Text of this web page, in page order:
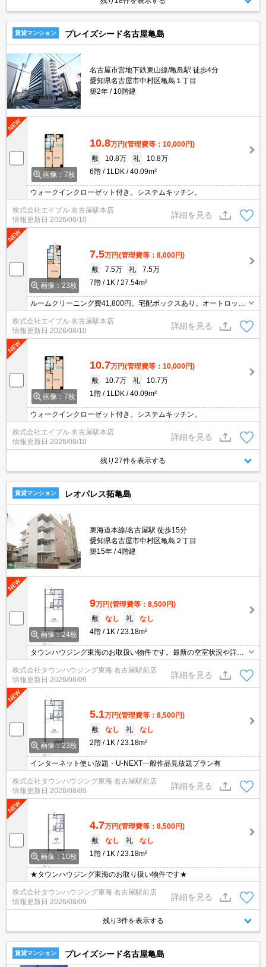
賃貸マンション プレイズシード名古屋亀島
名古屋市営地下鉄東山線/亀島駅 徒歩4分
愛知県名古屋市中村区亀島１丁目
築2年
10階建
画像：7枚
10.8万円(管理費等：10,000円)
敷
10.8万 礼
10.8万
6階
1LDK 40.09m²
ウォークインクローゼット付き。システムキッチン。
株式会社エイブル 名古屋駅本店
情報更新日 2026/08/10
詳細を見る
画像：23枚
7.5万円(管理費等：8,000円)
敷
7.5万 礼
7.5万
7階
1K 27.54m²
ルームクリーニング費41,800円。宅配ボックスあり。オートロッ
株式会社エイブル 名古屋駅本店
情報更新日 2026/08/10
詳細を見る
画像：7枚
10.7万円(管理費等：10,000円)
敷
10.7万 礼
10.7万
1階
1LDK 40.09m²
ウォークインクローゼット付き。システムキッチン。
株式会社エイブル 名古屋駅本店
情報更新日 2026/08/10
詳細を見る
残り27件を表示する
賃貸マンション レオパレス拓亀島
東海道本線/名古屋駅 徒歩15分
愛知県名古屋市中村区亀島２丁目
築15年
4階建
画像：24枚
9万円(管理費等：8,500円)
敷
なし 礼
なし
4階
1K 23.18m²
タウンハウジング東海のお取扱い物件です。最新の空室状況や詳細
株式会社タウンハウジング東海 名古屋駅前店
情報更新日 2026/08/09
詳細を見る
画像：23枚
5.1万円(管理費等：8,500円)
敷
なし 礼
なし
2階
1K 23.18m²
インターネット使い放題・U-NEXT一般作品見放題プラン有
株式会社タウンハウジング東海 名古屋駅前店
情報更新日 2026/08/09
詳細を見る
画像：10枚
4.7万円(管理費等：8,500円)
敷
なし 礼
なし
1階
1K 23.18m²
★タウンハウジング東海のお取り扱い物件です★
株式会社タウンハウジング東海 名古屋駅前店
情報更新日 2026/08/09
詳細を見る
残り3件を表示する
賃貸マンション プレイズシード名古屋亀島